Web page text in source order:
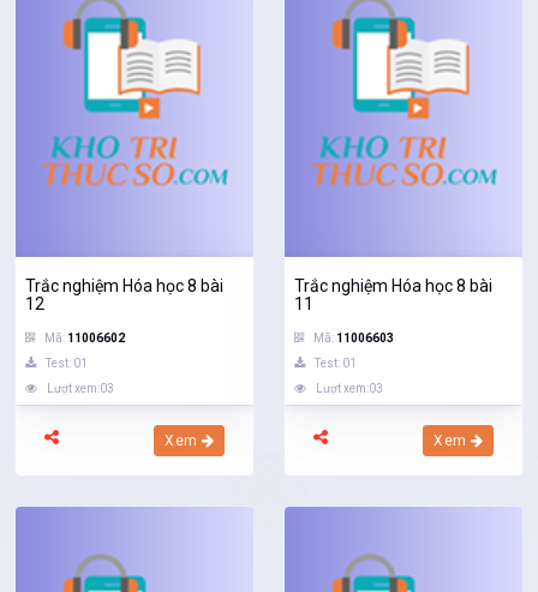
Trắc nghiệm Hóa học 8 bài
12
Mã: 11006602
Test: 01
Lượt xem:03
Xem
Trắc nghiệm Hóa học 8 bài
11
Mã: 11006603
Test: 01
Lượt xem:03
Xem